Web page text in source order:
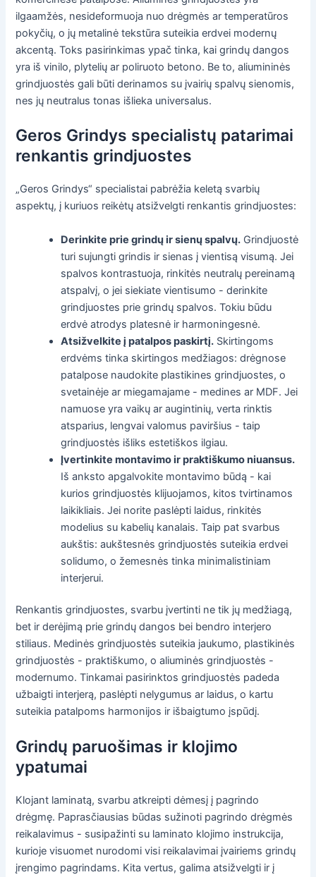
ilgaamžės, nesideformuoja nuo drėgmės ar temperatūros
pokyčių, o jų metalinė tekstūra suteikia erdvei modernų
akcentą. Toks pasirinkimas ypač tinka, kai grindų dangos
yra iš vinilo, plytelių ar poliruoto betono. Be to, aliumininės
grindjuostės gali būti derinamos su įvairių spalvų sienomis,
nes jų neutralus tonas išlieka universalus.
Geros Grindys specialistų patarimai
renkantis grindjuostes
„Geros Grindys“ specialistai pabrėžia keletą svarbių
aspektų, į kuriuos reikėtų atsižvelgti renkantis grindjuostes:
Derinkite prie grindų ir sienų spalvų. Grindjuostė
turi sujungti grindis ir sienas į vientisą visumą. Jei
spalvos kontrastuoja, rinkitės neutralų pereinamą
atspalvį, o jei siekiate vientisumo - derinkite
grindjuostes prie grindų spalvos. Tokiu būdu
erdvė atrodys platesnė ir harmoningesnė.
Atsižvelkite į patalpos paskirtį. Skirtingoms
erdvėms tinka skirtingos medžiagos: drėgnose
patalpose naudokite plastikines grindjuostes, o
svetainėje ar miegamajame - medines ar MDF. Jei
namuose yra vaikų ar augintinių, verta rinktis
atsparius, lengvai valomus paviršius - taip
grindjuostės išliks estetiškos ilgiau.
Įvertinkite montavimo ir praktiškumo niuansus.
Iš anksto apgalvokite montavimo būdą - kai
kurios grindjuostės klijuojamos, kitos tvirtinamos
laikikliais. Jei norite paslėpti laidus, rinkitės
modelius su kabelių kanalais. Taip pat svarbus
aukštis: aukštesnės grindjuostės suteikia erdvei
solidumo, o žemesnės tinka minimalistiniam
interjerui.
Renkantis grindjuostes, svarbu įvertinti ne tik jų medžiagą,
bet ir derėjimą prie grindų dangos bei bendro interjero
stiliaus. Medinės grindjuostės suteikia jaukumo, plastikinės
grindjuostės - praktiškumo, o aliuminės grindjuostės -
modernumo. Tinkamai pasirinktos grindjuostės padeda
užbaigti interjerą, paslėpti nelygumus ar laidus, o kartu
suteikia patalpoms harmonijos ir išbaigtumo įspūdį.
Grindų paruošimas ir klojimo
ypatumai
Klojant laminatą, svarbu atkreipti dėmesį į pagrindo
drėgmę. Paprasčiausias būdas sužinoti pagrindo drėgmės
reikalavimus - susipažinti su laminato klojimo instrukcija,
kurioje visuomet nurodomi visi reikalavimai įvairiems grindų
įrengimo pagrindams. Kita vertus, galima atsižvelgti ir į